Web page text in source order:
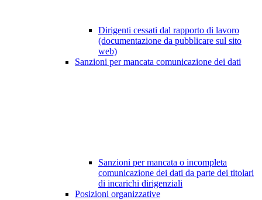
Dirigenti cessati dal rapporto di lavoro
(documentazione da pubblicare sul sito
web)
Sanzioni per mancata comunicazione dei dati
Sanzioni per mancata o incompleta
comunicazione dei dati da parte dei titolari
di incarichi dirigenziali
Posizioni organizzative